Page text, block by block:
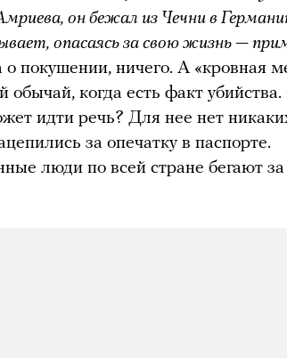
он бежал из Чечни в
опасаясь за свою жизнь —
покушении, ничего. А «кровная
обычай, когда есть факт
идти речь? Для нее нет
за опечатку в паспорте.
люди по всей стране бегают